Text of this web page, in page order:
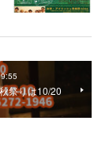
祭りは10/20